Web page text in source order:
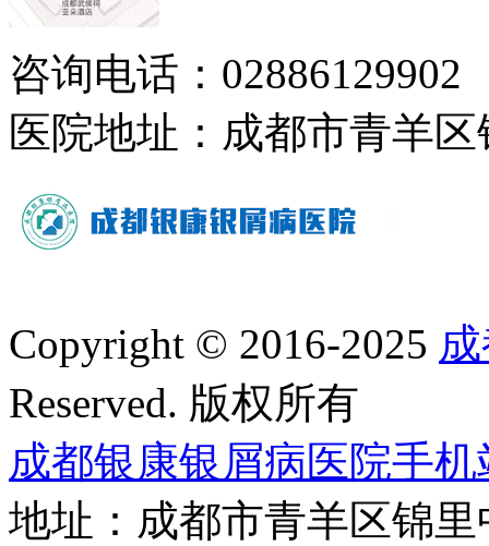
咨询电话：02886129902
医院地址：成都市青羊
Copyright © 2016-2025
Reserved. 版权所有
成都银康银屑病医院手机
地址：成都市青羊区锦